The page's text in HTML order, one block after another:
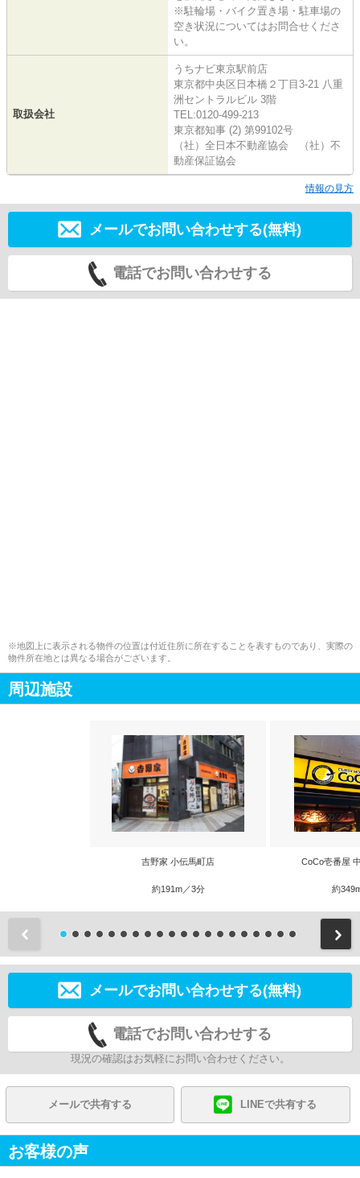
※駐輪場・バイク置き場・駐車場の
空き状況についてはお問合せくださ
い。
取扱会社
うちナビ東京駅前店
東京都中央区日本橋２丁目3-21 八重
洲セントラルビル 3階
TEL:0120-499-213
東京都知事 (2) 第99102号
（社）全日本不動産協会 （社）不
動産保証協会
情報の見方
メールでお問い合わせする(無料)
電話でお問い合わせする
※地図上に表示される物件の位置は付近住所に所在することを表すものであり、実際の
物件所在地とは異なる場合がございます。
周辺施設
吉野家 小伝馬町店
約191m／3分
CoCo壱番屋
約
メールでお問い合わせする(無料)
電話でお問い合わせする
現況の確認はお気軽にお問い合わせください。
メールで共有する LINEで共有する
お客様の声